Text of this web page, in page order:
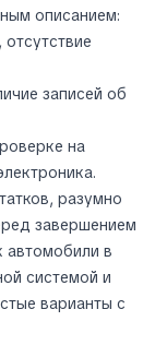
описанием:
записей об
на
разумно
завершением
автомобили в
системой и
варианты с